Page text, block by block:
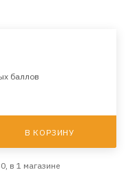
баллов
В КОРЗИНУ
в 1 магазине